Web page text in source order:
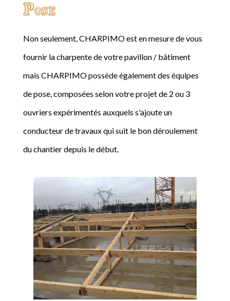
Pose
Non seulement, CHARPIMO est en mesure de vous
fournir la charpente de votre pavillon / bâtiment
mais CHARPIMO posséde également des équipes
de pose, composées selon votre projet de 2 ou 3
ouvriers expérimentés auxquels s'ajoute un
conducteur de travaux qui suit le bon déroulement
du chantier depuis le début.